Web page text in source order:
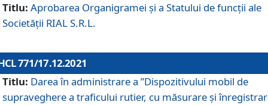
Titlu: Aprobarea Organigramei şi a Statului de funcţii ale
Societăţii RIAL S.R.L.
771/17.12.2021
Titlu: Darea în administrare a ”Dispozitivului mobil de
supraveghere a traficului rutier, cu măsurare și